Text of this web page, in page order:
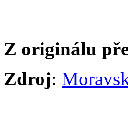
Z originálu
Zdroj: